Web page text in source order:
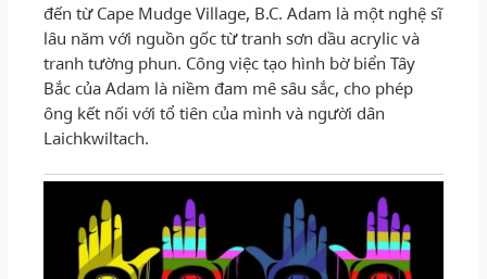
đến từ Cape Mudge Village, B.C. Adam là một nghệ sĩ
lâu năm với nguồn gốc từ tranh sơn dầu acrylic và
tranh tường phun. Công việc tạo hình bờ biển Tây
Bắc của Adam là niềm đam mê sâu sắc, cho phép
ông kết nối với tổ tiên của mình và người dân
Laichkwiltach.